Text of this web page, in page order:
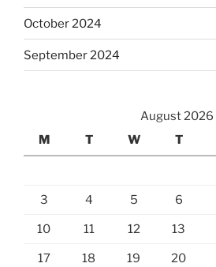
October 2024
September 2024
August 2026
M
T W T
3 4 5 6
10 11 12 13
17 18 19 20